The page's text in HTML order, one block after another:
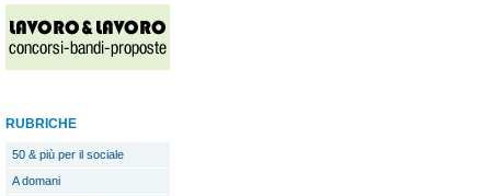
RUBRICHE
50 & più per il sociale
A domani